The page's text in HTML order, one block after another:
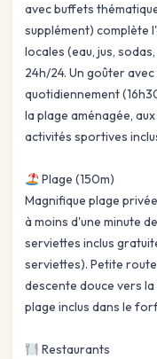
avec buffets
supplément) complète
locales (eau, jus,
24h/24. Un goûter
quotidiennement
la plage aménagée,
activités sportives
Plage (150m)
Magnifique plage
à moins d'une minute
serviettes inclus
serviettes). Petite
descente douce vers
plage inclus dans le
Restaurants